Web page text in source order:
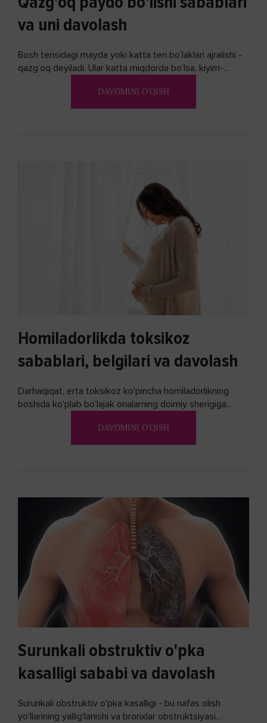
va uni davolash
Bosh terisidagi mayda yoki katta teri bo’laklari ajralishi -
qazg’oq deyiladi. Ular katta miqdorda bo’lsa, kiyim-
DAVOMINI O'QISH
Homiladorlikda toksikoz
sabablari, belgilari va davolash
Darhaqiqat, erta toksikoz ko'pincha homiladorlikning
boshida ko'plab bo’lajak onalarning doimiy sherigiga
biron bir usuli bormi?DAVOMINI O'QISH
Surunkali obstruktiv o'pka
kasalligi sababi va davolash
Surunkali obstruktiv o'pka kasalligi - bu nafas olish
yo'llarining yallig'lanishi va bronxlar obstruktsiyasi